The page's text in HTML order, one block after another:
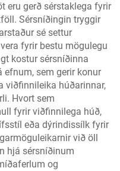
eru gerð sérstaklega fyrir
Sérsníðingin tryggir
sé settur
fyrir bestu mögulegu
kostur sérsníðinna
efnum, sem gerir konur
viðfinnileika húðarinnar,
Hvort sem
fyrir viðfinnilega húð,
eða dýrindissílk fyrir
við öll
hjá sérsníðinum
og